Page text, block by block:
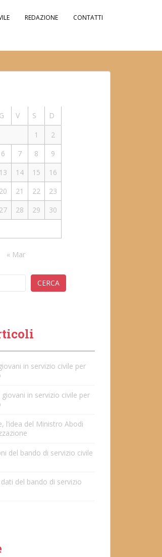
REDAZIONE CONTATTI
G V S
D
1
2
6 7 8
9
13 14 15
16
20 21 22
23
27 28 29
30
« Mar
CERCA
in servizio civile per
in servizio civile per
l’idea del Ministro Abodi
del bando di servizio civile
dati del bando di servizio